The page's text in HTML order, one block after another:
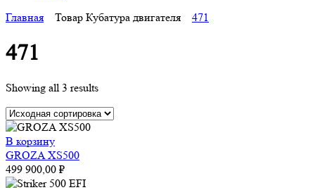
Главная
Товар Кубатура двигателя 471
471
Showing all 3 results
В корзину
GROZA XS500
499 900,00 ₽